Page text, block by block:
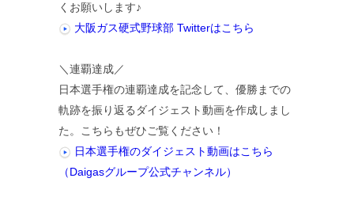
くお願いします♪
大阪ガス硬式野球部 Twitterはこちら
＼連覇達成／
日本選手権の連覇達成を記念して、優勝までの
軌跡を振り返るダイジェスト動画を作成しまし
た。こちらもぜひご覧ください！
日本選手権のダイジェスト動画はこちら
（Daigasグループ公式チャンネル）